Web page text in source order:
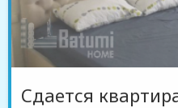
Сдается